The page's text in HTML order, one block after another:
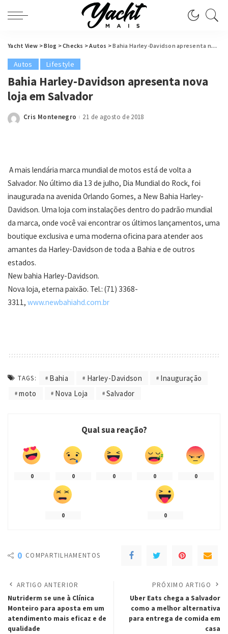
Yacht View >Blog >Checks >Autos >Bahia Harley-Davidson apresenta nova loja em Salvador
Autos Lifestyle
Bahia Harley-Davidson apresenta nova
loja em Salvador
Posted
Cris Montenegro 21 de agosto de 2018
A mais lendária marca mundial de motos está de volta a
Salvador. No último dia 13 de julho, Dia Mundial do Rock, foi
inaugurada na avenida Orlando Gomes, a New Bahia Harley-
Davidson. Uma loja com instalações dentro do padrão mundial
da marca, onde você vai encontrar os últimos lançamentos, uma
boutique exclusiva e uma moderna oficina para atender aos
amantes da Harley-Davidson de toda a Bahia e de outros
estados.
New bahia Harley-Davidson.
Nova loja, eterna paixão. Tel.: (71) 3368-
3311, www.newbahiahd.com.br
TAGS: Bahia Harley-Davidson
Inauguração
moto
Nova Loja Salvador
Qual sua reação?
0 0 0 0 0
0 0
0 COMPARTILHAMENTOS
ARTIGO ANTERIOR
Nutriderm se une à Clínica
Monteiro para aposta em um
atendimento mais eficaz e de
qualidade
PRÓXIMO ARTIGO
Uber Eats chega a Salvador
como a melhor alternativa
para entrega de comida em
casa